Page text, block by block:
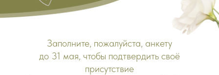
Заполните, пожалуйста, анкету
до 31 мая, чтобы подтвердить своё
присутствие